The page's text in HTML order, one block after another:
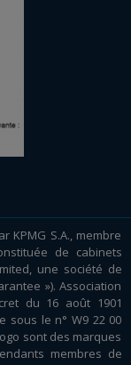
KPMG S.A., membre
de cabinets
une société de
»). Association
du 16 août 1901
sous le n° W9 22 00
sont des marques
membres de